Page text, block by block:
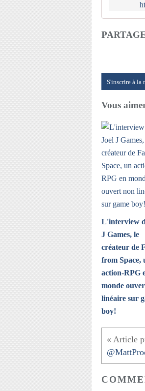
S'inscrire à la
Vous
L'interview
J Games, le
créateur de
from Space,
action-RPG
monde
linéaire sur
boy!